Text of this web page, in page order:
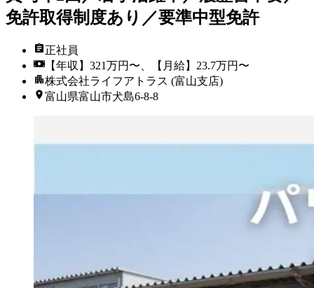
免許取得制度あり／要準中型免許
正社員
【年収】321万円〜、【月給】23.7万円〜
株式会社ライフアトラス (富山支店)
富山県富山市犬島6-8-8